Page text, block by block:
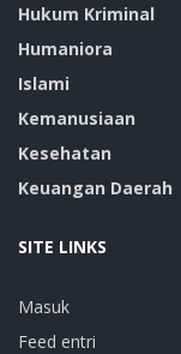
Hukum Kriminal
Humaniora
Islami
Kemanusiaan
Kesehatan
Keuangan Daerah
SITE LINKS
Masuk
Feed entri